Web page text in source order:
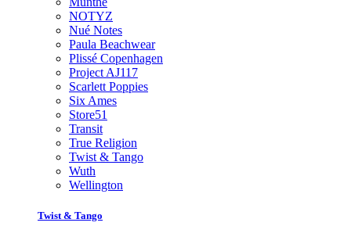
NOTYZ
Nué Notes
Paula Beachwear
Plissé Copenhagen
Project AJ117
Scarlett Poppies
Six Ames
Store51
Transit
True Religion
Twist & Tango
Wuth
Wellington
Twist & Tango